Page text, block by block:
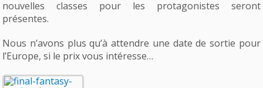
nouvelles classes pour les protagonistes seront
présentes.
Nous n’avons plus qu’à attendre une date de sortie pour
l’Europe, si le prix vous intéresse…